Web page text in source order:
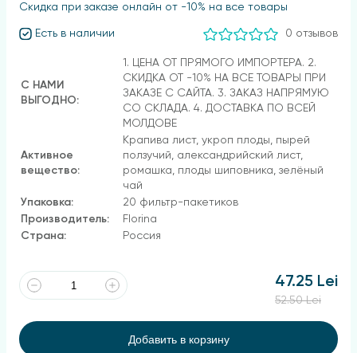
Скидка при заказе онлайн от -10% на все товары
Есть в наличии 0 отзывов
С НАМИ
ВЫГОДНО:
1. ЦЕНА ОТ ПРЯМОГО ИМПОРТЕРА. 2.
СКИДКА ОТ -10% НА ВСЕ ТОВАРЫ ПРИ
ЗАКАЗЕ С САЙТА. 3. ЗАКАЗ НАПРЯМУЮ
СО СКЛАДА. 4. ДОСТАВКА ПО ВСЕЙ
МОЛДОВЕ
Активное
вещество:
Крапива лист, укроп плоды, пырей
ползучий, александрийский лист,
ромашка, плоды шиповника, зелёный
чай
Упаковка:
20 фильтр-пакетиков
Производитель:
Florina
Страна:
Россия
47.25 Lei
52.50 Lei
Добавить в корзину